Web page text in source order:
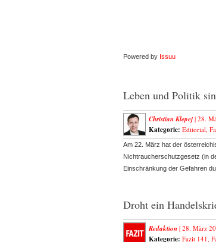
Powered by Issuu
Leben und Politik
Christian Klepej | 28.
Kategorie: Editorial,
Am 22. März hat der
Nichtraucherschutzgesetz (in
Einschränkung der Gefahren
Droht ein
Redaktion | 28. März
Kategorie: Fazit 141,